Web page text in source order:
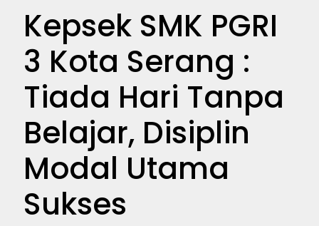
Kepsek SMK PGRI
3 Kota Serang :
Tiada Hari Tanpa
Belajar, Disiplin
Modal Utama
Sukses